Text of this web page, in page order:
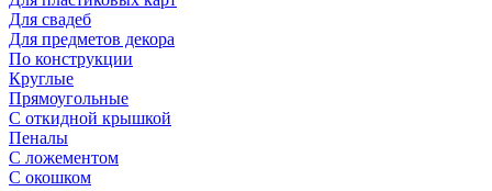
Для свадеб
Для предметов декора
По конструкции
Круглые
Прямоугольные
С откидной крышкой
Пеналы
С ложементом
С окошком